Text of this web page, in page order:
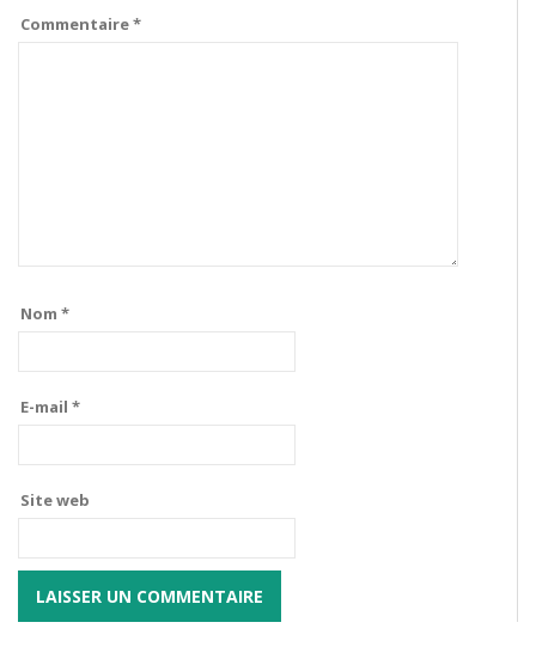
Commentaire*
Nom *
E-mail *
Site web